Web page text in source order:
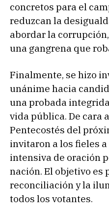
concretos para el
reduzcan la
abordar la
una gangrena que
Finalmente, se hizo
unánime hacia
una probada
vida pública. De cara
Pentecostés del
invitaron a los fieles
intensiva de oración
nación. El objetivo es
reconciliación y la
todos los votantes.